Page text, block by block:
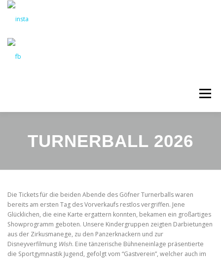
Zum
springen
Menü
TURNERBALL 2026
Die Tickets für die beiden Abende des Göfner Turnerballs waren
bereits am ersten Tag des Vorverkaufs restlos vergriffen. Jene
Glücklichen, die eine Karte ergattern konnten, bekamen ein großartiges
Showprogramm geboten. Unsere Kindergruppen zeigten Darbietungen
aus der Zirkusmanege, zu den Panzerknackern und zur
Disneyverfilmung Wish. Eine tänzerische Bühneneinlage präsentierte
die Sportgymnastik Jugend, gefolgt vom “Gastverein”, welcher auch im